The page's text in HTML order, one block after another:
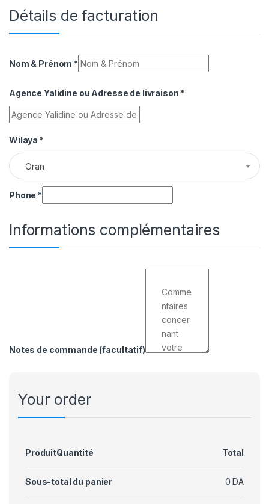
Détails de facturation
Nom & Prénom *
Agence Yalidine ou Adresse de livraison *
Wilaya *
Oran
Phone *
Informations complémentaires
Notes de commande (facultatif)
Your order
ProduitQuantité Total
Sous-total du panier 0 DA